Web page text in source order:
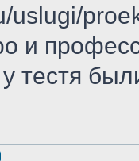
uslugi/
и
у тестя